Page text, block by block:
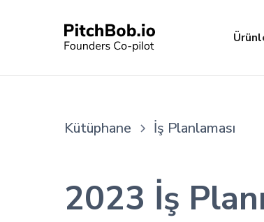
Kütüphane İş Planlaması
2023 İş